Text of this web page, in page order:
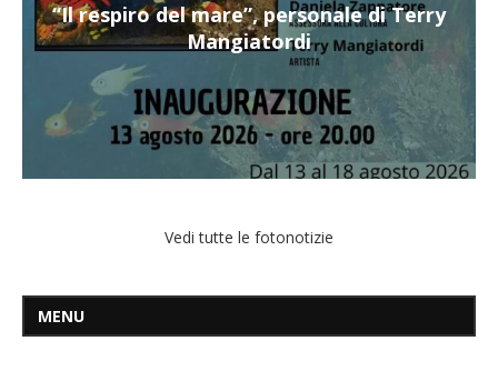
“Il respiro del mare”, personale di Terry
Mangiatordi
Vedi tutte le fotonotizie
MENU